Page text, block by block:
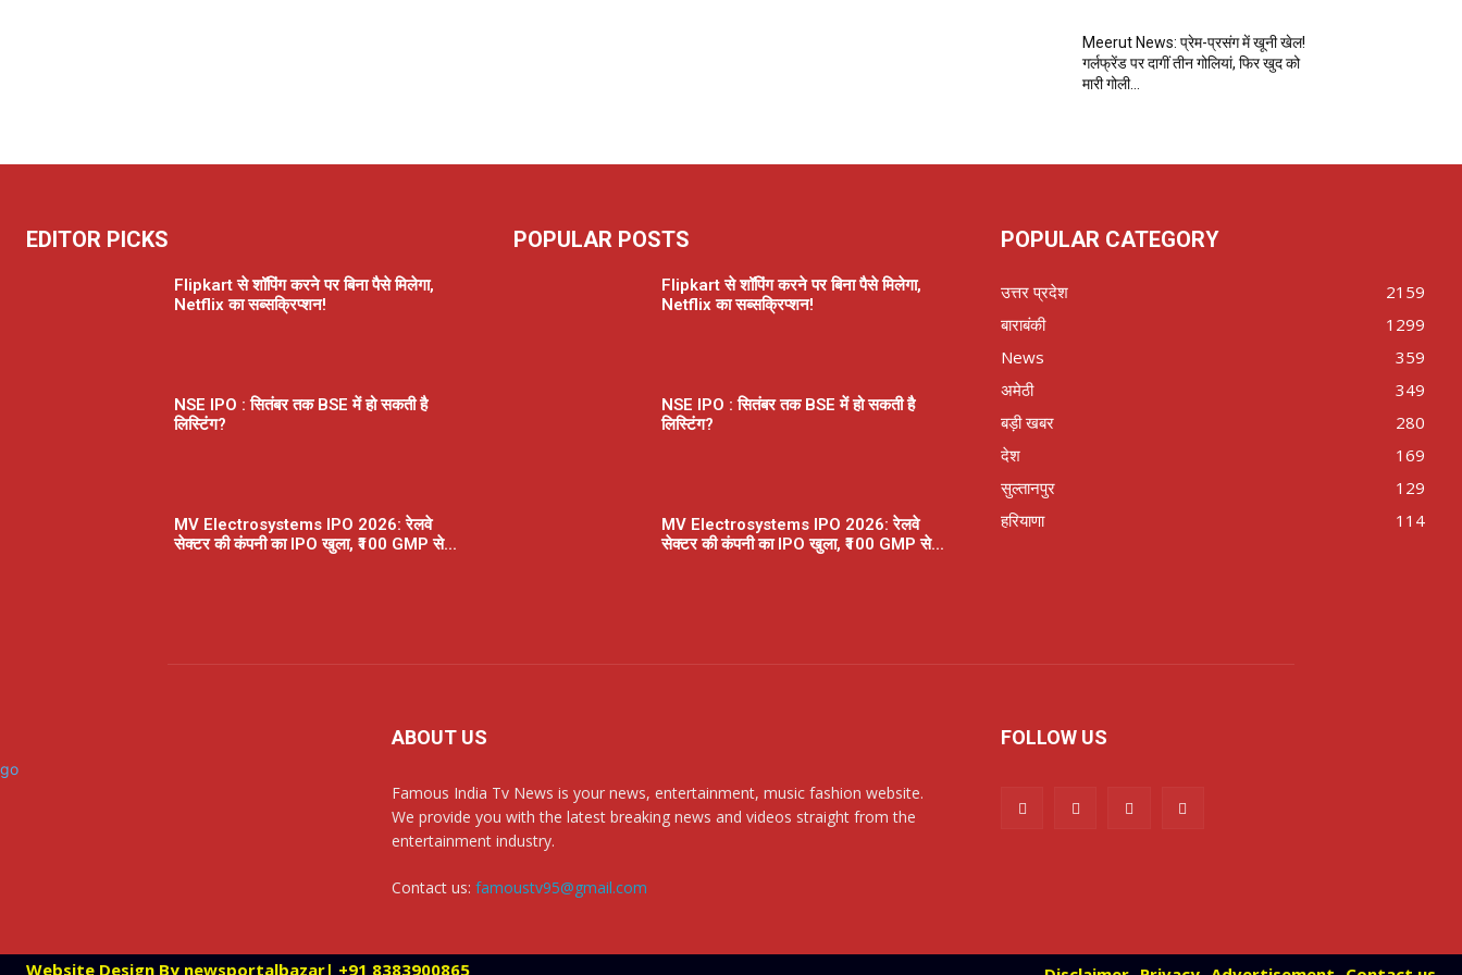
Meerut News: प्रेम-प्रसंग में खूनी खेल!
गर्लफ्रेंड पर दागीं तीन गोलियां, फिर खुद को
मारी गोली…
EDITOR PICKS
Flipkart से शॉपिंग करने पर बिना पैसे मिलेगा,
Netflix का सब्सक्रिप्शन!
NSE IPO : सितंबर तक BSE में हो सकती है
लिस्टिंग?
MV Electrosystems IPO 2026: रेलवे
सेक्टर की कंपनी का IPO खुला, ₹100 GMP से...
POPULAR POSTS
Flipkart से शॉपिंग करने पर बिना पैसे मिलेगा,
Netflix का सब्सक्रिप्शन!
NSE IPO : सितंबर तक BSE में हो सकती है
लिस्टिंग?
MV Electrosystems IPO 2026: रेलवे
सेक्टर की कंपनी का IPO खुला, ₹100 GMP से...
POPULAR CATEGORY
उत्तर प्रदेश
2159
बाराबंकी
1299
News
359
अमेठी
349
बड़ी खबर
280
देश
169
सुल्तानपुर
129
हरियाणा
114
ABOUT US
Famous India Tv News is your news, entertainment, music fashion website.
We provide you with the latest breaking news and videos straight from the
entertainment industry.
Contact us: famoustv95@gmail.com
FOLLOW US
Website Design By newsportalbazar| +91 8383900865